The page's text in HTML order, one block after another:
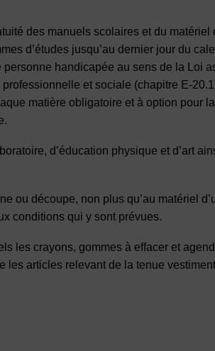
des manuels scolaires et du matériel
d’études jusqu’au dernier jour du
personne handicapée au sens de la Loi
et sociale (chapitre E-
matière obligatoire et à option pour
d’éducation physique et d’art
ou découpe, non plus qu’au matériel
conditions qui y sont prévues.
les crayons, gommes à effacer et
les articles relevant de la tenue